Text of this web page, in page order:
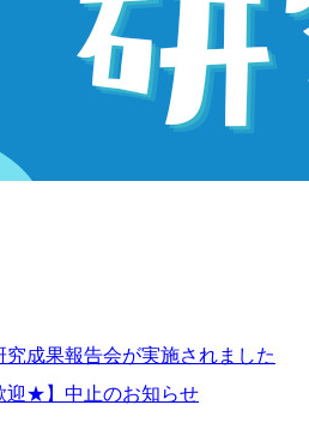
成果報告会が実施されました
迎★】中止のお知らせ